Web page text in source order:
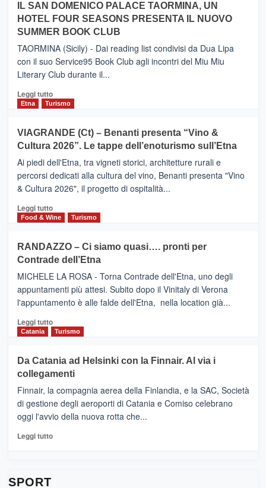
da
Neos
PIEDIMONTE
ETNEO
–
Meta
turistica
privilegiata
secondo
dati
di
Anche
la
Alcantara
nei
primi
nella
classifica
IL SAN DOMENICO PALACE TAORMINA, UN
HOTEL FOUR SEASONS PRESENTA IL NUOVO
SUMMER BOOK CLUB
TAORMINA (Sicily) - Dai reading list condivisi da Dua Lipa
con il suo Service95 Book Club agli incontri del Miu Miu
Literary Club durante il...
Leggi tuttoLeggi
di
IL
SAN
DOMENICO
PALACE
TAORMINA,
UN
HOTEL
FOUR
IL
NUOVO
SUMMER
CLUB
Etna Turismo
VIAGRANDE (Ct) – Benanti presenta “Vino &
Cultura 2026”. Le tappe dell’enoturismo sull’Etna
Ai piedi dell'Etna, tra vigneti storici, architetture rurali e
percorsi dedicati alla cultura del vino, Benanti presenta "Vino
& Cultura 2026", il progetto di ospitalità...
Leggi tuttoLeggi
di
VIAGRANDE
(Ct)
–
Benanti
presenta
“Vino
&
Cultura
tappe
dell’enoturismo
Food & Wine Turismo
RANDAZZO – Ci siamo quasi…. pronti per
Contrade dell’Etna
MICHELE LA ROSA - Torna Contrade dell'Etna, uno degli
appuntamenti più attesi. Subito dopo il Vinitaly di Verona
l'appuntamento è alle falde dell'Etna, nella location già...
Leggi tuttoLeggi
di
RANDAZZO
–
Ci
siamo
quasi….
pronti
per
Catania Turismo
Da Catania ad Helsinki con la Finnair. Al via i
collegamenti
Finnair, la compagnia aerea della Finlandia, e la SAC, Società
di gestione degli aeroporti di Catania e Comiso celebrano
oggi l'avvio della nuova rotta che...
Leggi tuttoLeggi
SPORT